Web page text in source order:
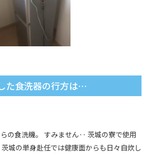
た食洗器の行方は…
の食洗機。 すみません‥ 茨城の寮で使用
城の単身赴任では健康面からも日々自炊し